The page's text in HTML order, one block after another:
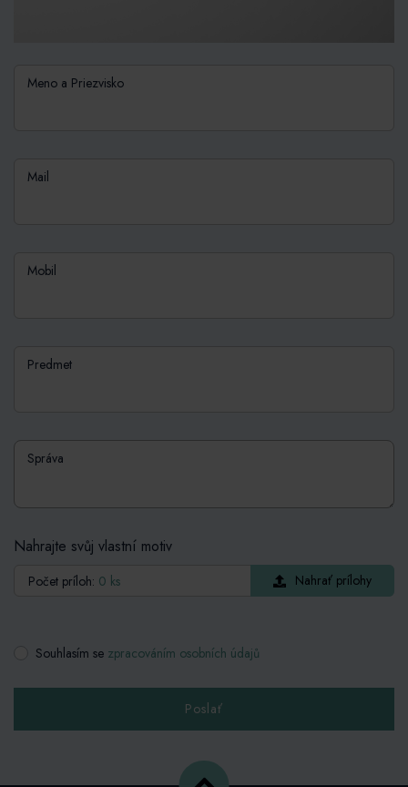
Meno a Priezvisko
Mail
Mobil
Predmet
Správa
Nahrajte svůj vlastní motiv
Počet príloh: 0 ks Nahrať prílohy
Souhlasím se zpracováním osobních údajů
Poslať